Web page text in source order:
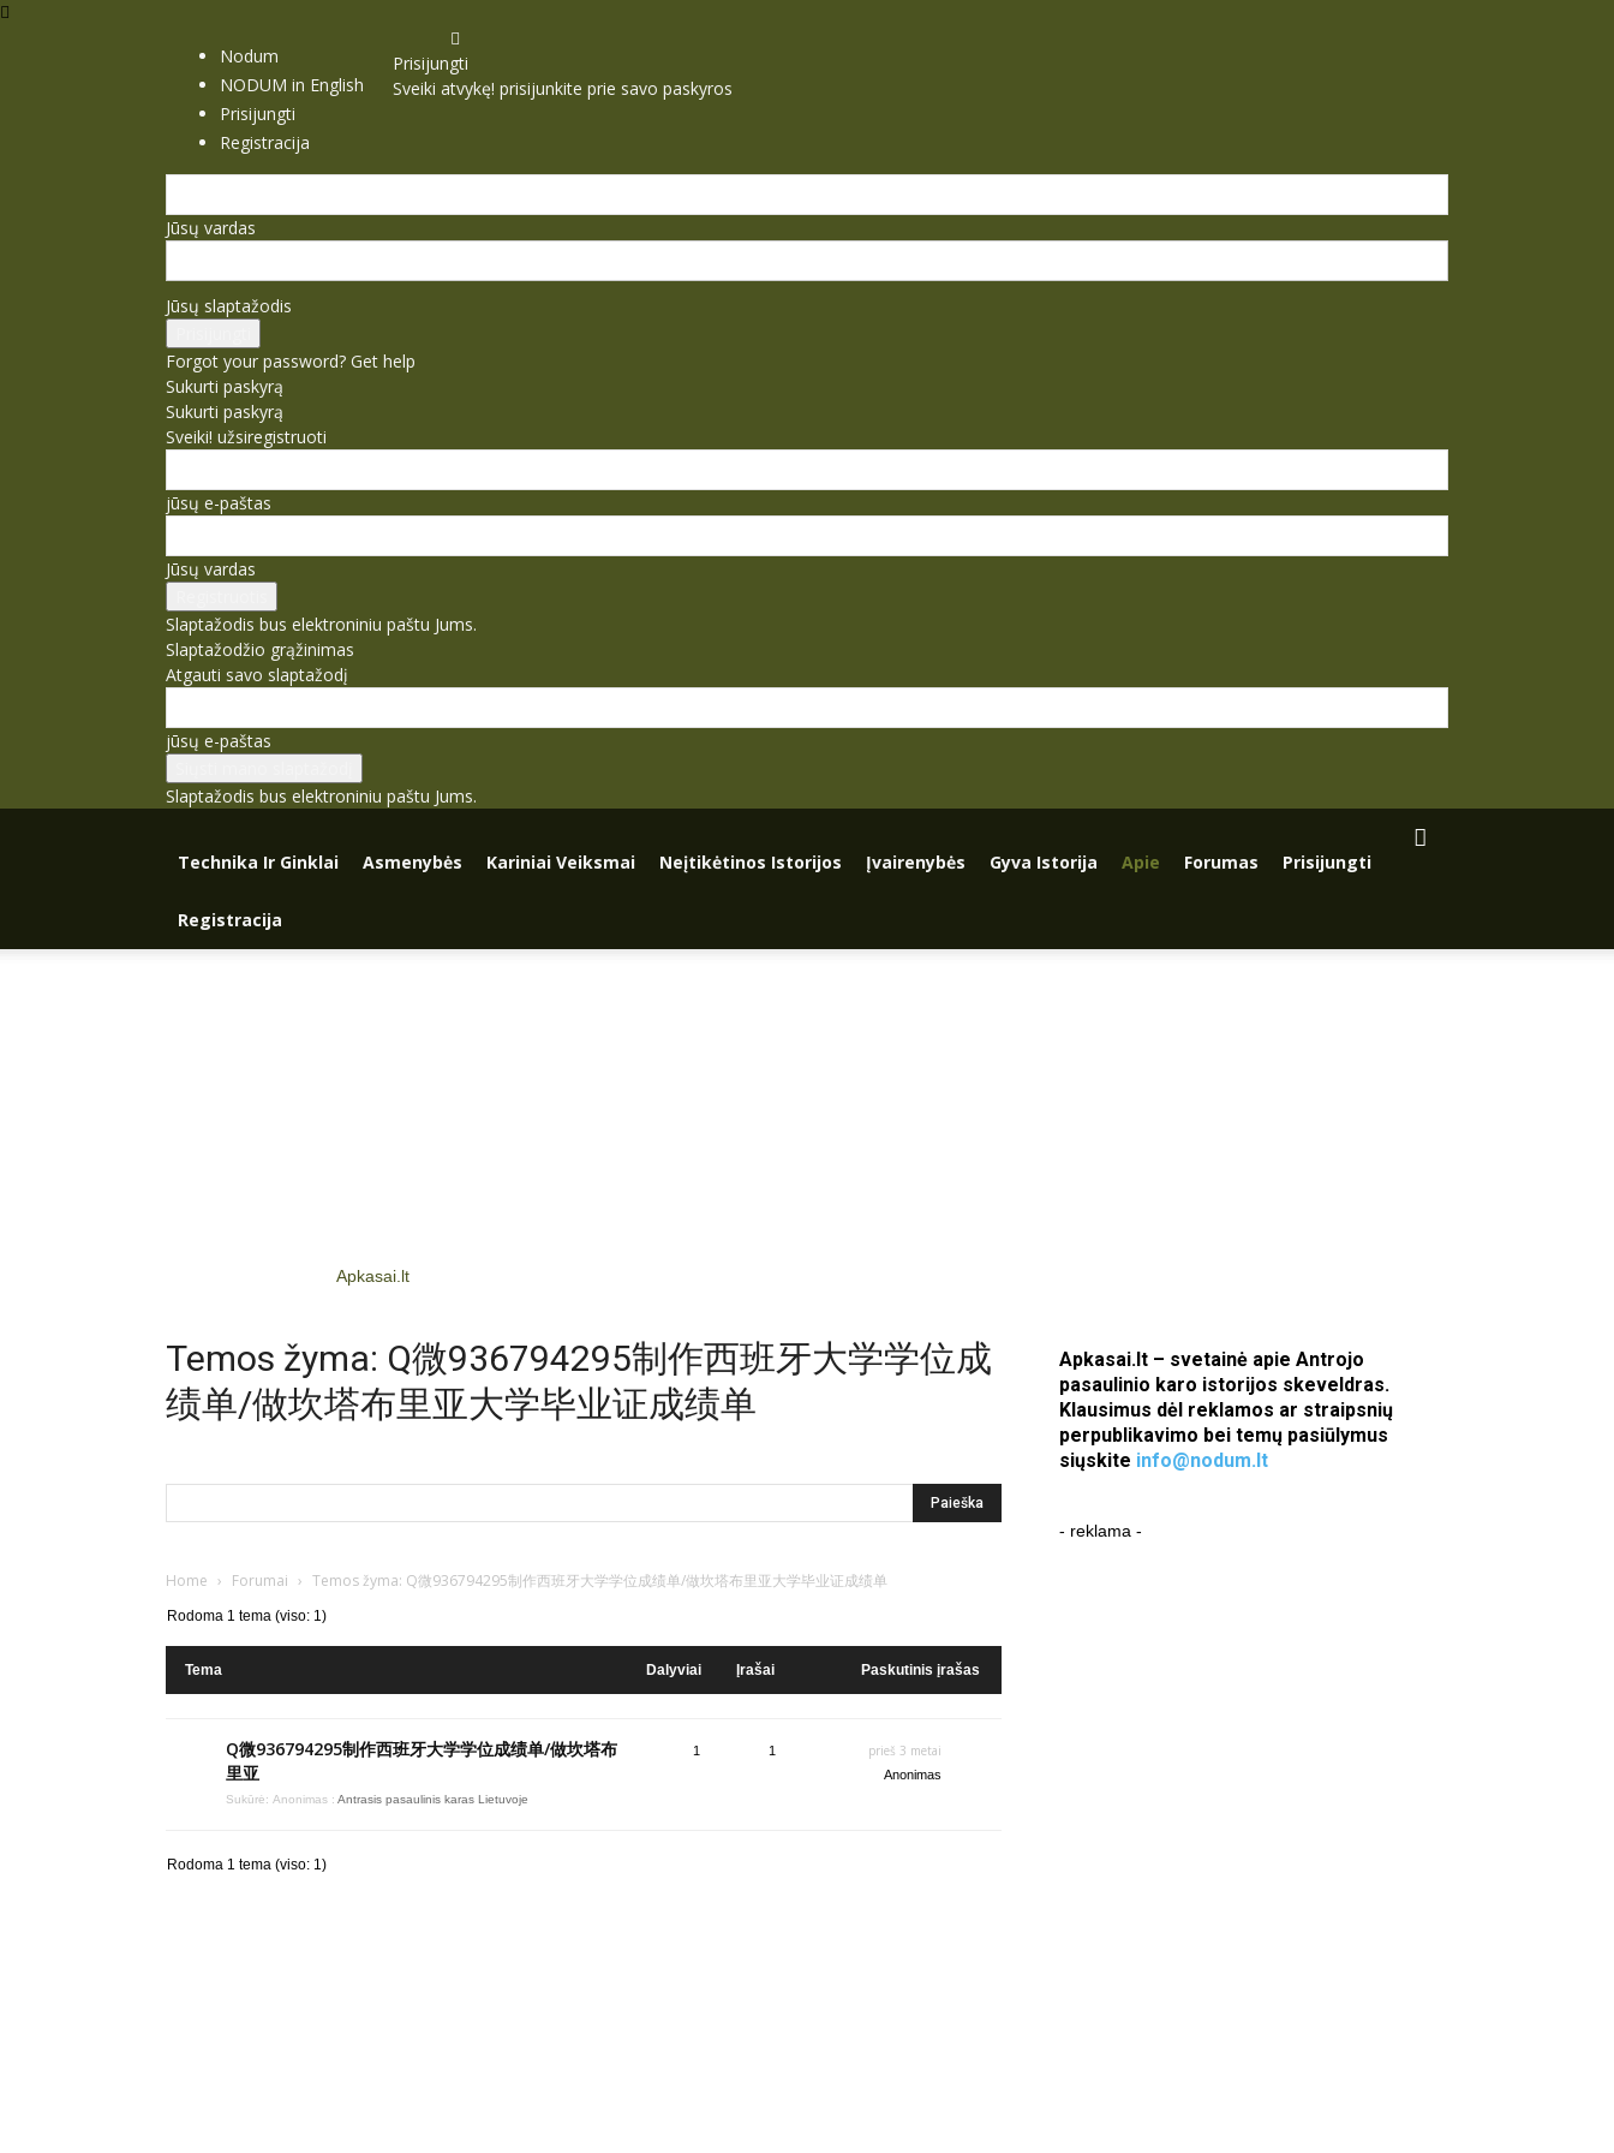
Nodum
NODUM in English
Prisijungti
Registracija
Prisijungti
Sveiki atvykę! prisijunkite prie savo paskyros
Jūsų vardas
Jūsų slaptažodis
Forgot your password? Get help
Sukurti paskyrą
Sukurti paskyrą
Sveiki! užsiregistruoti
jūsų e-paštas
Jūsų vardas
Slaptažodis bus elektroniniu paštu Jums.
Slaptažodžio grąžinimas
Atgauti savo slaptažodį
jūsų e-paštas
Slaptažodis bus elektroniniu paštu Jums.
Technika Ir Ginklai Asmenybės Kariniai Veiksmai Neįtikėtinos Istorijos Įvairenybės Gyva Istorija Apie Forumas Prisijungti
Registracija
Apkasai.lt
Temos žyma: Q微936794295制作西班牙大学学位成
绩单/做坎塔布里亚大学毕业证成绩单
Home › Forumai › Temos žyma: Q微936794295制作西班牙大学学位成绩单/做坎塔布里亚大学毕业证成绩单
Rodoma 1 tema (viso: 1)
Tema Dalyviai Įrašai Paskutinis įrašas
Q微936794295制作西班牙大学学位成绩单/做坎塔布
里亚
Sukūrė: Anonimas : Antrasis pasaulinis karas Lietuvoje
1 1 prieš 3 metai
Anonimas
Rodoma 1 tema (viso: 1)
Apkasai.lt – svetainė apie Antrojo
pasaulinio karo istorijos skeveldras.
Klausimus dėl reklamos ar straipsnių
perpublikavimo bei temų pasiūlymus
siųskite info@nodum.lt
- reklama -